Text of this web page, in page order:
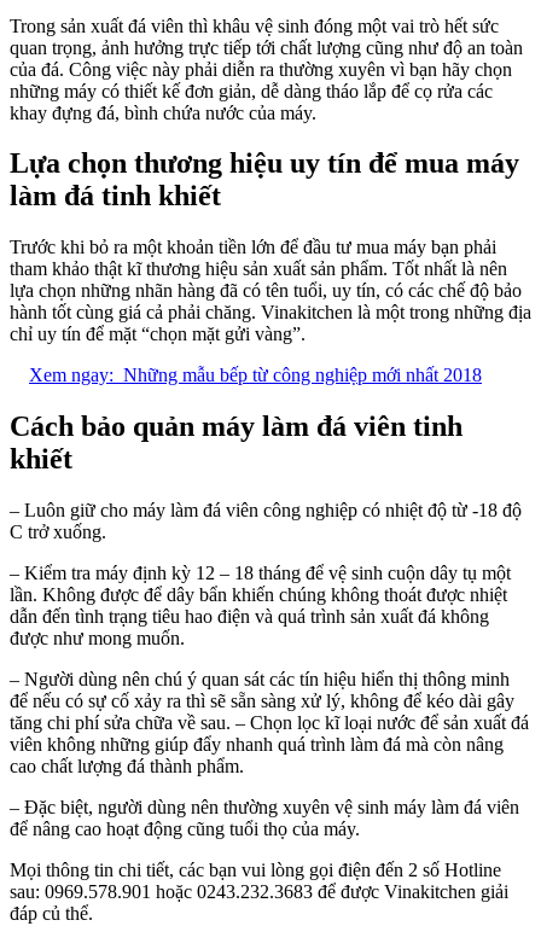
Trong sản xuất đá viên thì khâu vệ sinh đóng một vai trò hết sức
quan trọng, ảnh hưởng trực tiếp tới chất lượng cũng như độ an toàn
của đá. Công việc này phải diễn ra thường xuyên vì bạn hãy chọn
những máy có thiết kế đơn giản, dễ dàng tháo lắp để cọ rửa các
khay đựng đá, bình chứa nước của máy.
Lựa chọn thương hiệu uy tín để mua máy
làm đá tinh khiết
Trước khi bỏ ra một khoản tiền lớn để đầu tư mua máy bạn phải
tham khảo thật kĩ thương hiệu sản xuất sản phẩm. Tốt nhất là nên
lựa chọn những nhãn hàng đã có tên tuổi, uy tín, có các chế độ bảo
hành tốt cùng giá cả phải chăng. Vinakitchen là một trong những địa
chỉ uy tín để mặt “chọn mặt gửi vàng”.
Xem ngay: Những mẫu bếp từ công nghiệp mới nhất 2018
Cách bảo quản máy làm đá viên tinh
khiết
– Luôn giữ cho máy làm đá viên công nghiệp có nhiệt độ từ -18 độ
C trở xuống.
– Kiểm tra máy định kỳ 12 – 18 tháng để vệ sinh cuộn dây tụ một
lần. Không được để dây bẩn khiến chúng không thoát được nhiệt
dẫn đến tình trạng tiêu hao điện và quá trình sản xuất đá không
được như mong muốn.
– Người dùng nên chú ý quan sát các tín hiệu hiển thị thông minh
để nếu có sự cố xảy ra thì sẽ sẵn sàng xử lý, không để kéo dài gây
tăng chi phí sửa chữa về sau. – Chọn lọc kĩ loại nước để sản xuất đá
viên không những giúp đẩy nhanh quá trình làm đá mà còn nâng
cao chất lượng đá thành phẩm.
– Đặc biệt, người dùng nên thường xuyên vệ sinh máy làm đá viên
để nâng cao hoạt động cũng tuổi thọ của máy.
Mọi thông tin chi tiết, các bạn vui lòng gọi điện đến 2 số Hotline
sau: 0969.578.901 hoặc 0243.232.3683 để được Vinakitchen giải
đáp củ thể.